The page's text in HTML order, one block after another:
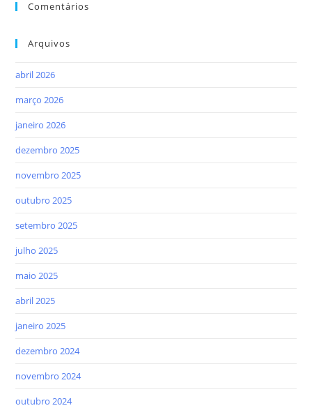
Comentários
Arquivos
abril 2026
março 2026
janeiro 2026
dezembro 2025
novembro 2025
outubro 2025
setembro 2025
julho 2025
maio 2025
abril 2025
janeiro 2025
dezembro 2024
novembro 2024
outubro 2024